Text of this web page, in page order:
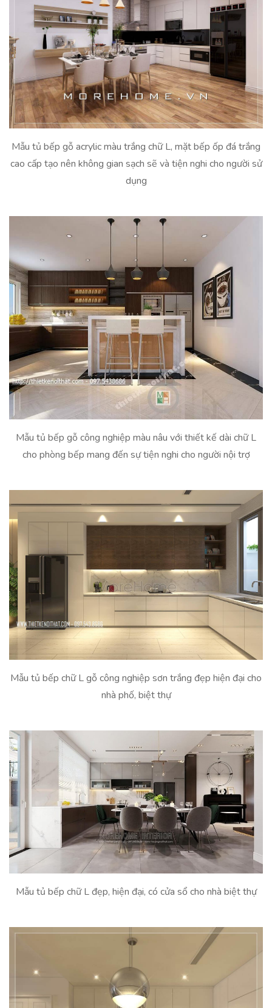
Mẫu tủ bếp gỗ acrylic màu trắng chữ L, mặt bếp ốp đá trắng
cao cấp tạo nên không gian sạch sẽ và tiện nghi cho người sử
dụng
Mẫu tủ bếp gỗ công nghiệp màu nâu với thiết kế dài chữ L
cho phòng bếp mang đến sự tiện nghi cho người nội trợ
Mẫu tủ bếp chữ L gỗ công nghiệp sơn trắng đẹp hiện đại cho
nhà phố, biệt thự
Mẫu tủ bếp chữ L đẹp, hiện đại, có cửa sổ cho nhà biệt thự